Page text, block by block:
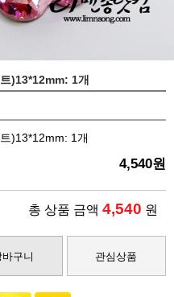
)13*12mm: 1개
)13*12mm: 1개
4,540원
총 상품 금액 4,540 원
바구니 관심상품